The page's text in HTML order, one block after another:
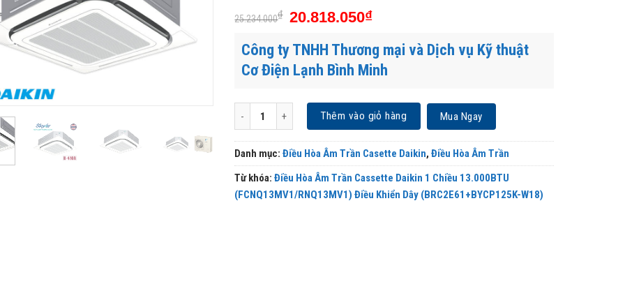
25.234.000₫ 20.818.050₫
Công ty TNHH Thương mại và Dịch vụ Kỹ thuật
Cơ Điện Lạnh Bình Minh
Điều Hòa Âm Trần Cassette Daikin 1 Chiều 13.000BTU (FCNQ13MV1/RNQ13MV1) Điều Khiển
Thêm vào giỏ hàng Mua Ngay
Danh mục:Điều Hòa Âm Trần Casette Daikin,Điều Hòa Âm Trần
Từ khóa:Điều Hòa Âm Trần Cassette Daikin 1 Chiều 13.000BTU
(FCNQ13MV1/RNQ13MV1) Điều Khiển Dây (BRC2E61+BYCP125K-W18)